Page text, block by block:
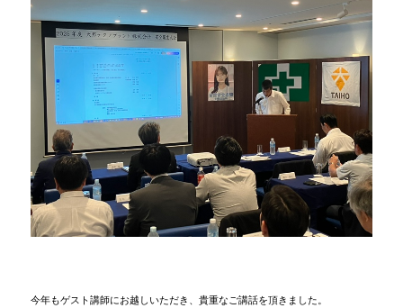
今年もゲスト講師にお越しいただき、貴重なご講話を頂きました。